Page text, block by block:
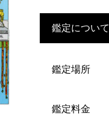
鑑定について
鑑定場所
鑑定料金